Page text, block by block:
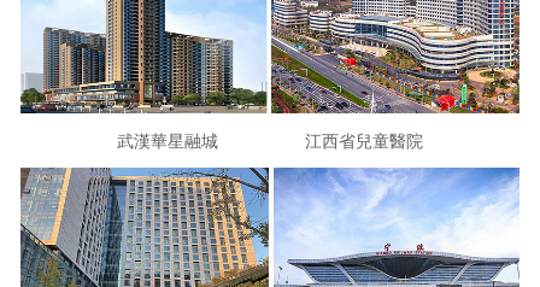
武漢華星融城 江西省兒童醫院